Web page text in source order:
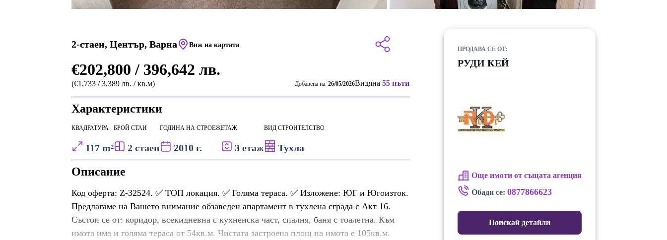
2-стаен, Център, Варна Виж на картата
€202,800 / 396,642 лв.
(€1,733 / 3,389 лв. / кв.м) Добавена на: 26/05/2026Видяна 55 пъти
Характеристики
КВАДРАТУРА
117 m²
БРОЙ СТАИ
2 стаен
ГОДИНА НА СТРОЕЖ
2010 г.
ЕТАЖ
3 етаж
ВИД СТРОИТЕЛСТВО
Тухла
Описание
Код оферта: Z-32524. ✅ ТОП локация. ✅ Голяма тераса. ✅ Изложене: ЮГ и Югоизток.
Предлагаме на Вашето внимание обзаведен апартамент в тухлена сграда с Акт 16.
Състои се от: коридор, всекидневна с кухненска част, спалня, баня с тоалетна. Към
имота има и голяма тераса от 54кв.м. Чистата застроена площ на имота е 105кв.м.
ПРОДАВА СЕ ОТ:
РУДИ КЕЙ
Още имоти от същата агенция
Обади се: 0877866623
Поискай детайли